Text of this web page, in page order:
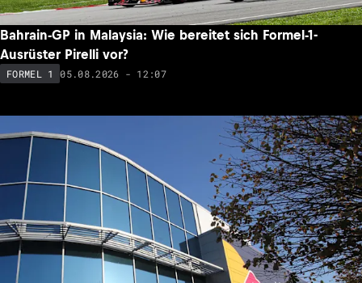
Bahrain-GP in Malaysia: Wie bereitet sich Formel-1-
Ausrüster Pirelli vor?
FORMEL 1 05.08.2026 - 12:07